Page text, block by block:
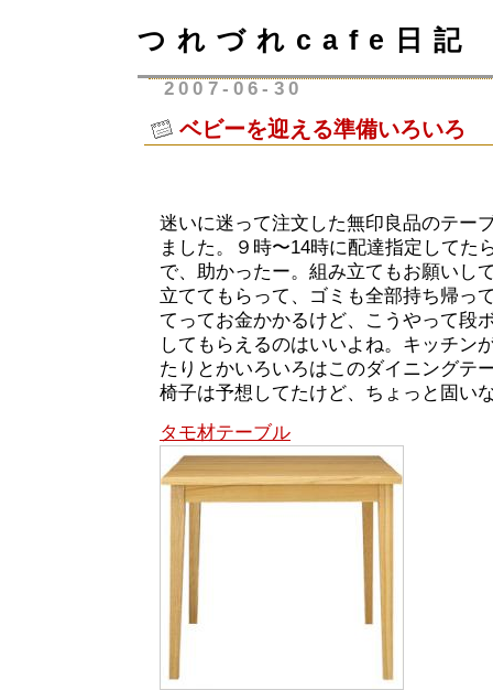
つれづれcafe日記
2007-06-30
ベビーを迎える準備いろいろ
迷いに迷って注文した無印良品のテー
ました。９時〜14時に配達指定してた
で、助かったー。組み立てもお願いし
立ててもらって、ゴミも全部持ち帰っ
てってお金かかるけど、こうやって段
してもらえるのはいいよね。キッチン
たりとかいろいろはこのダイニングテ
椅子は予想してたけど、ちょっと固い
タモ材テーブル